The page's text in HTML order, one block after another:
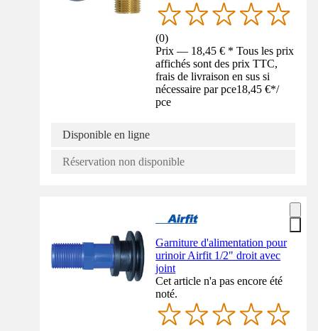
(0)
Prix — 18,45 € * Tous les prix
affichés sont des prix TTC,
frais de livraison en sus si
nécessaire par pce18,45 €*/
pce
Disponible en ligne
Réservation non disponible
Garniture d'alimentation pour
urinoir Airfit 1/2" droit avec
joint
Cet article n'a pas encore été
noté.